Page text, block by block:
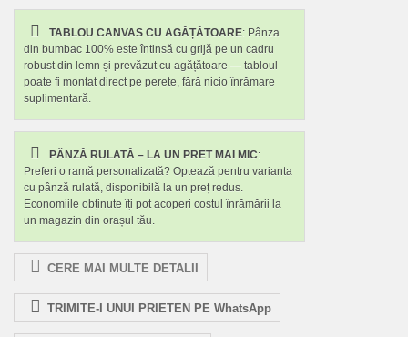
TABLOU CANVAS CU AGĂȚĂTOARE: Pânza
din bumbac 100% este întinsă cu grijă pe un cadru
robust din lemn și prevăzut cu agățătoare — tabloul
poate fi montat direct pe perete, fără nicio înrămare
suplimentară.
PÂNZĂ RULATĂ – LA UN PRET MAI MIC:
Preferi o ramă personalizată? Optează pentru varianta
cu pânză rulată, disponibilă la un preț redus.
Economiile obținute îți pot acoperi costul înrămării la
un magazin din orașul tău.
CERE MAI MULTE DETALII
TRIMITE-I UNUI PRIETEN PE WhatsApp